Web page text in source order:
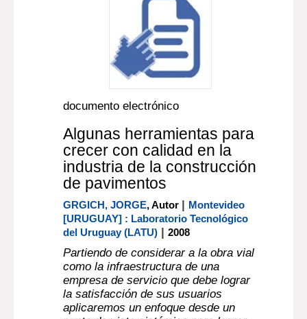
documento electrónico
Algunas herramientas para
crecer con calidad en la
industria de la construcción
de pavimentos
GRGICH, JORGE, Autor | Montevideo
[URUGUAY] : Laboratorio Tecnológico
del Uruguay (LATU) |2008
Partiendo de considerar a la obra vial
como la infraestructura de una
empresa de servicio que debe lograr
la satisfacción de sus usuarios
aplicaremos un enfoque desde un